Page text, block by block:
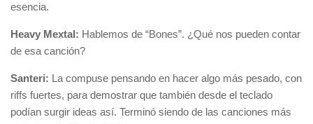
esencia.
Heavy Mextal: Hablemos de “Bones”. ¿Qué nos pueden contar
de esa canción?
Santeri: La compuse pensando en hacer algo más pesado, con
riffs fuertes, para demostrar que también desde el teclado
podían surgir ideas así. Terminó siendo de las canciones más